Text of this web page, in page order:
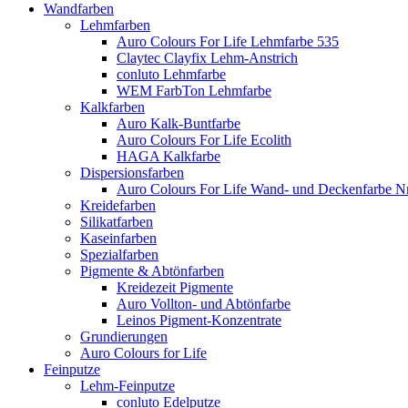
Wandfarben
Lehmfarben
Auro Colours For Life Lehmfarbe 535
Claytec Clayfix Lehm-Anstrich
conluto Lehmfarbe
WEM FarbTon Lehmfarbe
Kalkfarben
Auro Kalk-Buntfarbe
Auro Colours For Life Ecolith
HAGA Kalkfarbe
Dispersionsfarben
Auro Colours For Life Wand- und Deckenfarbe
Kreidefarben
Silikatfarben
Kaseinfarben
Spezialfarben
Pigmente & Abtönfarben
Kreidezeit Pigmente
Auro Vollton- und Abtönfarbe
Leinos Pigment-Konzentrate
Grundierungen
Auro Colours for Life
Feinputze
Lehm-Feinputze
conluto Edelputze